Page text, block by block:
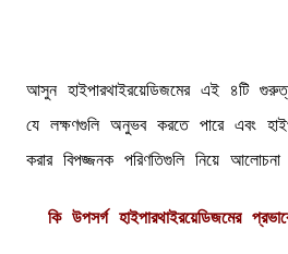
আসুন হাইপারথাইরয়েডিজমের এই ৪টি
যে লক্ষণগুলি অনুভব করতে পারে এবং
করার বিপজ্জনক পরিণতিগুলি নিয়ে আলোচনা
কি উপসর্গ হাইপারথাইরয়েডিজমের